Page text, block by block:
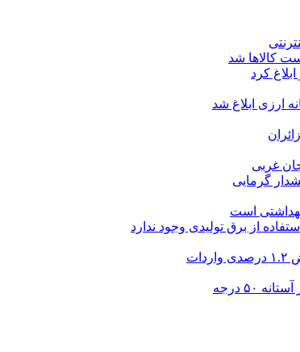
کالاها شد
کرد
ارزی ابلاغ شد
گرمایی
است
از برق تولیدی وجود ندارد
درجه